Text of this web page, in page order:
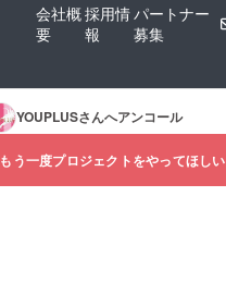
会社概
要
採用情
報
パートナー
募集
YOUPLUSさんへアンコール
もう一度プロジェクトをやってほしい